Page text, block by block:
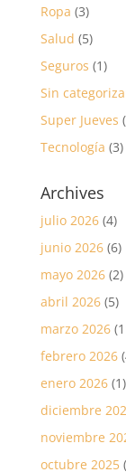
Ropa (3)
Salud (5)
Seguros (1)
Sin
Super Jueves
Tecnología (3)
Archives
julio 2026(4)
junio 2026(6)
mayo 2026(2)
abril 2026(5)
marzo 2026
febrero 2026
enero 2026(1)
diciembre
noviembre
octubre 2025